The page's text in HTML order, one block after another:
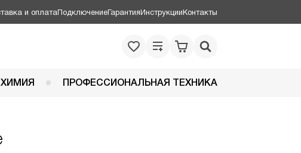
и оплатаПодключениеГарантияИнструкцииКонтакты
ПРОФЕССИОНАЛЬНАЯ ТЕХНИКА